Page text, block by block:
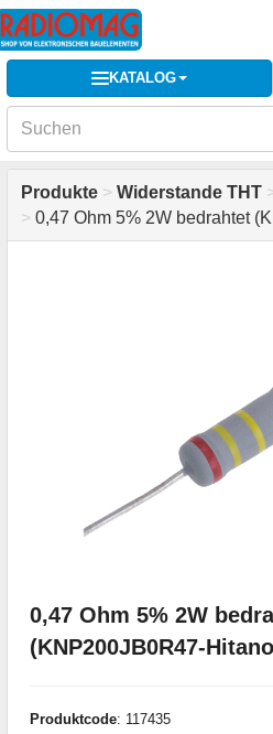
KATALOG
Produkte > Widerstande THT
> 0,47 Ohm 5% 2W bedrahtet
0,47 Ohm 5% 2W
(KNP200JB0R47-
Produktcode: 117435